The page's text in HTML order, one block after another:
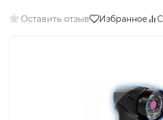
Оставить отзыв Избранное